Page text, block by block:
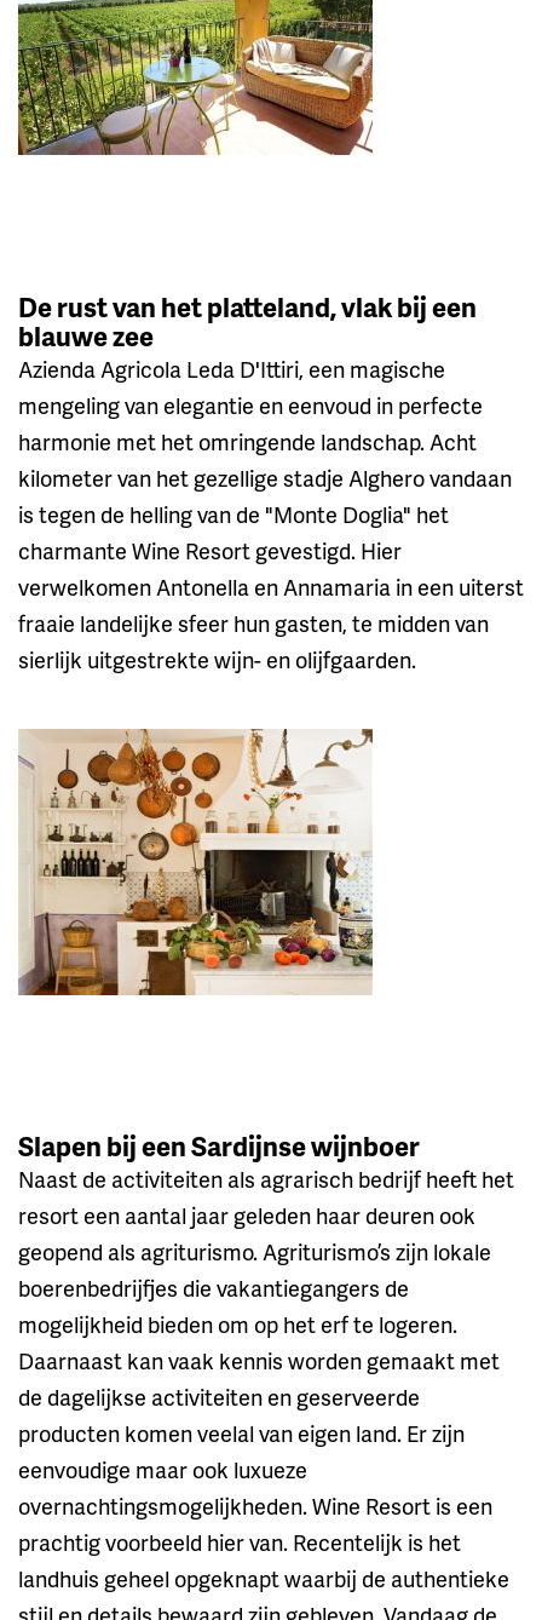
De rust van het platteland, vlak bij een
blauwe zee
Azienda Agricola Leda D'Ittiri, een magische
mengeling van elegantie en eenvoud in perfecte
harmonie met het omringende landschap. Acht
kilometer van het gezellige stadje Alghero vandaan
is tegen de helling van de "Monte Doglia" het
charmante Wine Resort gevestigd. Hier
verwelkomen Antonella en Annamaria in een uiterst
fraaie landelijke sfeer hun gasten, te midden van
sierlijk uitgestrekte wijn- en olijfgaarden.
Slapen bij een Sardijnse wijnboer
Naast de activiteiten als agrarisch bedrijf heeft het
resort een aantal jaar geleden haar deuren ook
geopend als agriturismo. Agriturismo’s zijn lokale
boerenbedrijfjes die vakantiegangers de
mogelijkheid bieden om op het erf te logeren.
Daarnaast kan vaak kennis worden gemaakt met
de dagelijkse activiteiten en geserveerde
producten komen veelal van eigen land. Er zijn
eenvoudige maar ook luxueze
overnachtingsmogelijkheden. Wine Resort is een
prachtig voorbeeld hier van. Recentelijk is het
landhuis geheel opgeknapt waarbij de authentieke